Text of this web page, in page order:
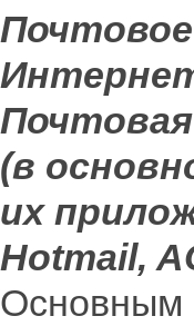
(в
их
Hotmail,
Основным